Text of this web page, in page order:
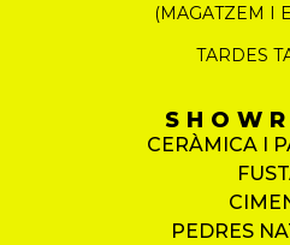
(MAGATZEM I
TARDES
CERÀMICA I
PEDRES